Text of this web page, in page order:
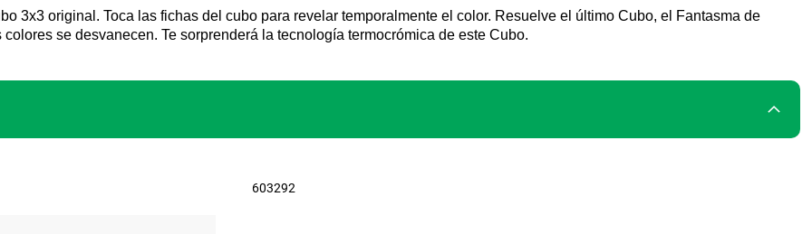
3x3 original. Toca las fichas del cubo para revelar temporalmente el color. Resuelve el último Cubo, el Fantasma de
colores se desvanecen. Te sorprenderá la tecnología termocrómica de este Cubo.
603292